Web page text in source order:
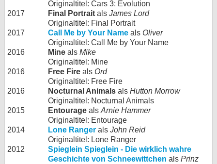
Originaltitel: Cars 3: Evolution
2017
Final Portrait als James Lord
Originaltitel: Final Portrait
2017
Call Me by Your Name als Oliver
Originaltitel: Call Me by Your Name
2016
Mine als Mike
Originaltitel: Mine
2016
Free Fire als Ord
Originaltitel: Free Fire
2016
Nocturnal Animals als Hutton Morrow
Originaltitel: Nocturnal Animals
2015
Entourage als Arnie Hammer
Originaltitel: Entourage
2014
Lone Ranger als John Reid
Originaltitel: Lone Ranger
2012
Spieglein Spieglein - Die wirklich wahre
Geschichte von Schneewittchen als Prinz